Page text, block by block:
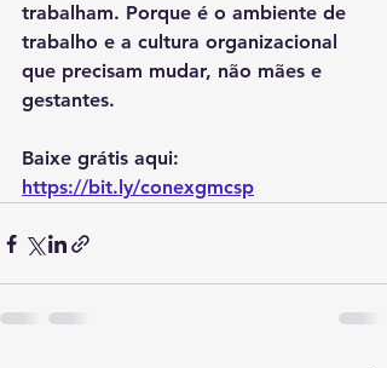
trabalham. Porque é o ambiente de
trabalho e a cultura organizacional
que precisam mudar, não mães e
gestantes.
Baixe grátis aqui:
https://bit.ly/conexgmcsp